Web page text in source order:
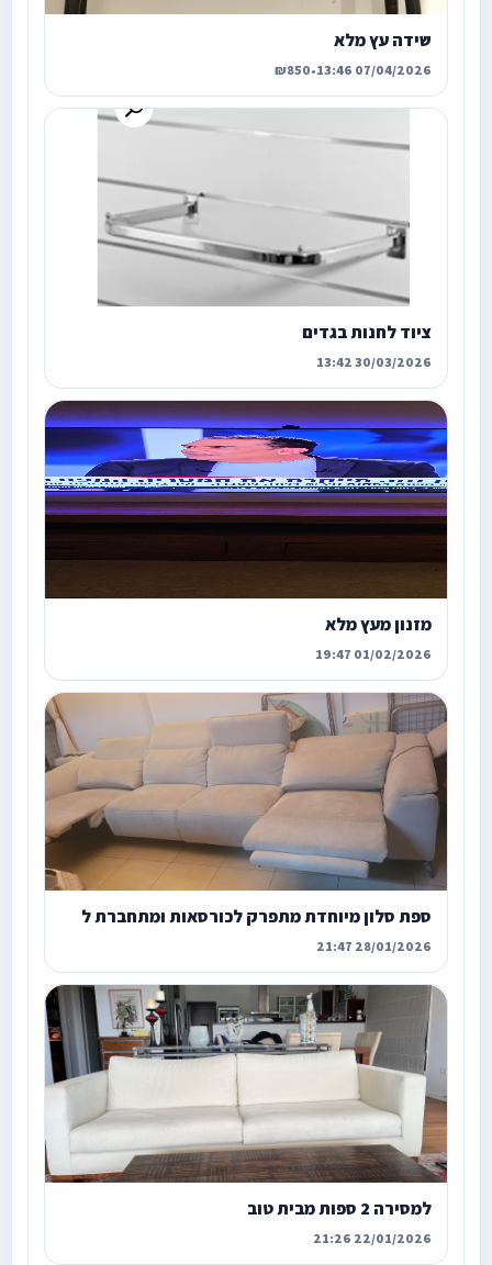
שידה עץ מלא
07/04/2026 13:46
•
₪850
ציוד לחנות בגדים
30/03/2026 13:42
מזנון מעץ מלא
01/02/2026 19:47
ספת סלון מיוחדת מתפרק לכורסאות ומתחברת ל
28/01/2026 21:47
למסירה 2 ספות מבית טוב
22/01/2026 21:26